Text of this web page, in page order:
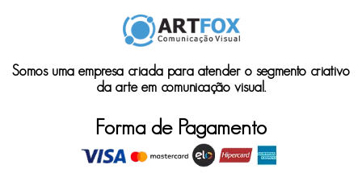
Somos uma empresa criada para atender o segmento criativo
da arte em comunicação visual.
Forma de Pagamento